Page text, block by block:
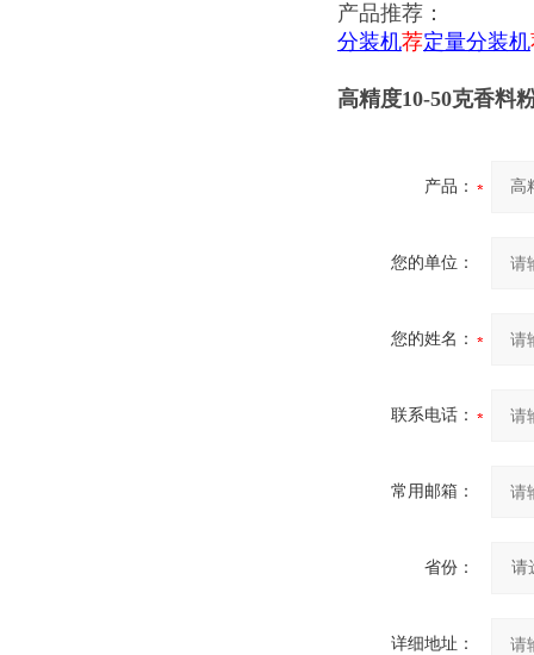
产品推荐：
分装机荐定量分装机
高精度10-50克香料
产品：
您的单位：
您的姓名：
联系电话：
常用邮箱：
省份：
详细地址：